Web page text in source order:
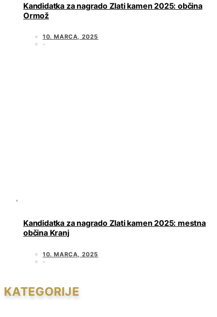
Kandidatka za nagrado Zlati kamen 2025: občina
Ormož
10. MARCA, 2025
Kandidatka za nagrado Zlati kamen 2025: mestna
občina Kranj
10. MARCA, 2025
KATEGORIJE